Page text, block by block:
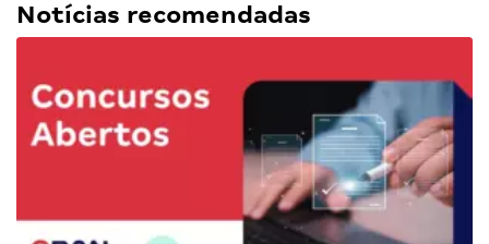
Notícias recomendadas